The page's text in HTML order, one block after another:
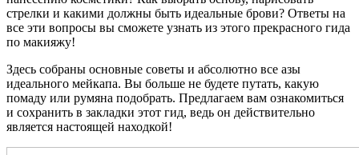
стрелки и какими должны быть идеальные брови? Ответы на
все эти вопросы вы сможете узнать из этого прекрасного гида
по макияжу!
Здесь собраны основные советы и абсолютно все азы
идеального мейкапа. Вы больше не будете путать, какую
помаду или румяна подобрать. Предлагаем вам ознакомиться
и сохранить в закладки этот гид, ведь он действительно
является настоящей находкой!